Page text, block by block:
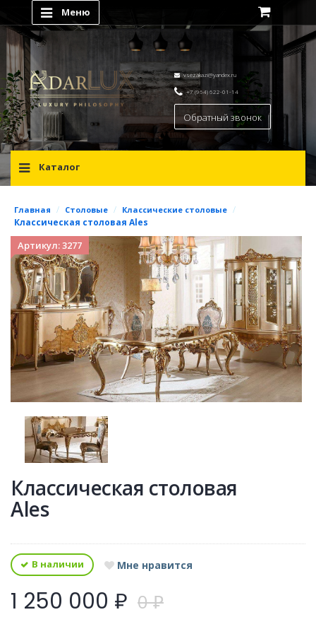
Меню
vsezakazi@yandex.ru
+7 (964) 622-01-14
Обратный звонок
Каталог
Главная / Столовые / Классические столовые /
Классическая столовая Ales
Артикул: 3277
Классическая столовая
Ales
В наличии Мне нравится
1 250 000 ₽ 0 ₽